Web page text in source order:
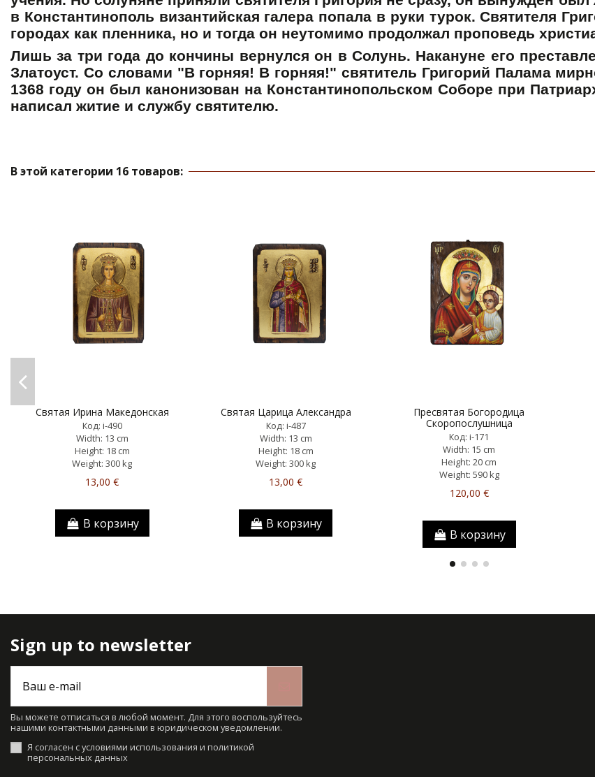
в Константинополь византийская галера попала в руки турок. Святителя
городах как пленника, но и тогда он неутомимо продолжал проповедь
Лишь за три года до кончины вернулся он в Солунь. Накануне его
Златоуст. Со словами "В горняя! В горняя!" святитель Григорий Палама
1368 году он был канонизован на Константинопольском Соборе при
написал житие и службу святителю.
В этой категории 16 товаров:
Святая Ирина Македонская
Код: i-490
Width: 13 cm
Height: 18 cm
Weight: 300 kg
13,00 €
В корзину
Святая Царица Александра
Код: i-487
Width: 13 cm
Height: 18 cm
Weight: 300 kg
13,00 €
В корзину
Пресвятая Богородица
Скоропослушница
Код: i-171
Width: 15 cm
Height: 20 cm
Weight: 590 kg
120,00 €
В корзину
Sign up to newsletter
Вы можете отписаться в любой момент. Для этого воспользуйтесь
нашими контактными данными в юридическом уведомлении.
Я согласен с условиями использования и политикой
персональных данных